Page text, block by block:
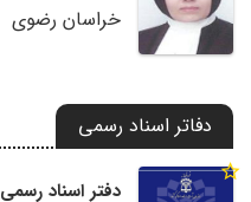
خراسان رضوی
دفاتر اسناد رسمی
دفتر اسناد رسمی 540 اهواز